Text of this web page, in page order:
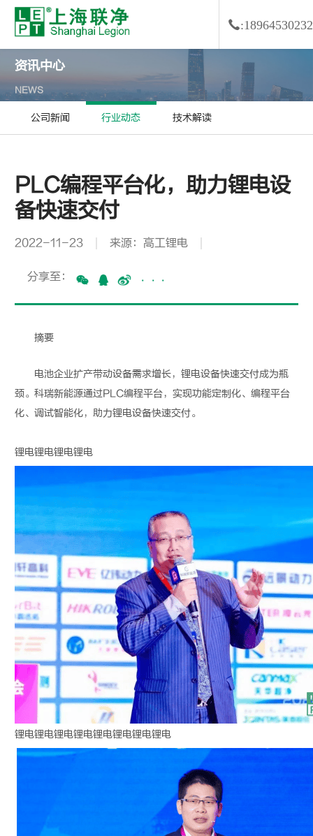
:18964530232
资讯中心
NEWS
公司新闻 行业动态 技术解读
PLC编程平台化，助力锂电设
备快速交付
2022-11-23 来源：高工锂电
分享至： ···
摘要
电池企业扩产带动设备需求增长，锂电设备快速交付成为瓶
颈。科瑞新能源通过PLC编程平台，实现功能定制化、编程平台
化、调试智能化，助力锂电设备快速交付。
锂电锂电锂电锂电
锂电锂电锂电锂电锂电锂电锂电锂电